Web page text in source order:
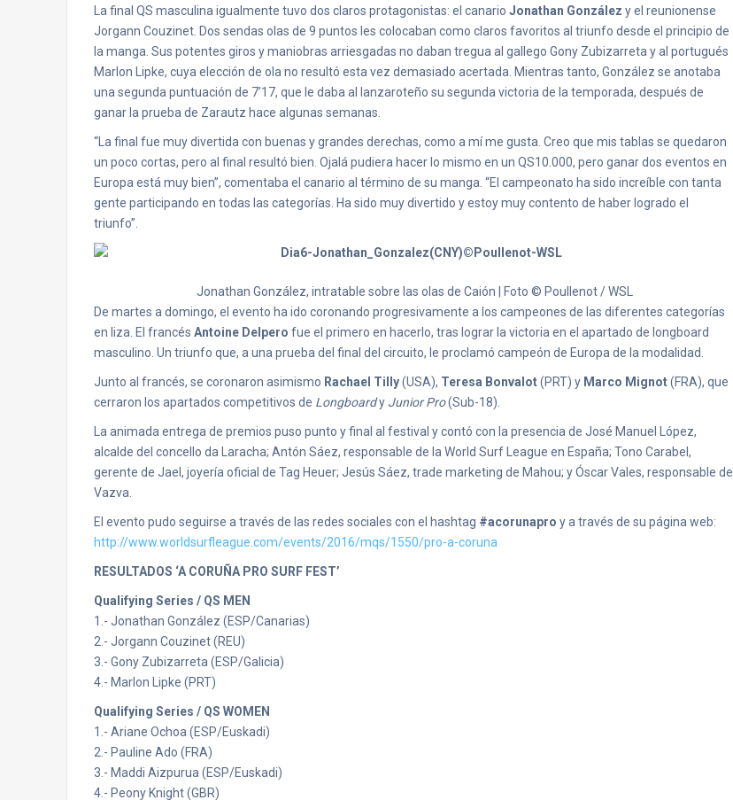
La final QS masculina igualmente tuvo dos claros protagonistas: el canario Jonathan González y el reunionense
Jorgann Couzinet. Dos sendas olas de 9 puntos les colocaban como claros favoritos al triunfo desde el principio de
la manga. Sus potentes giros y maniobras arriesgadas no daban tregua al gallego Gony Zubizarreta y al portugués
Marlon Lipke, cuya elección de ola no resultó esta vez demasiado acertada. Mientras tanto, González se anotaba
una segunda puntuación de 7’17, que le daba al lanzaroteño su segunda victoria de la temporada, después de
ganar la prueba de Zarautz hace algunas semanas.
“La final fue muy divertida con buenas y grandes derechas, como a mí me gusta. Creo que mis tablas se quedaron
un poco cortas, pero al final resultó bien. Ojalá pudiera hacer lo mismo en un QS10.000, pero ganar dos eventos en
Europa está muy bien”, comentaba el canario al término de su manga. “El campeonato ha sido increíble con tanta
gente participando en todas las categorías. Ha sido muy divertido y estoy muy contento de haber logrado el
triunfo”.
Jonathan González, intratable sobre las olas de Caión | Foto © Poullenot / WSL
De martes a domingo, el evento ha ido coronando progresivamente a los campeones de las diferentes categorías
en liza. El francés Antoine Delpero fue el primero en hacerlo, tras lograr la victoria en el apartado de longboard
masculino. Un triunfo que, a una prueba del final del circuito, le proclamó campeón de Europa de la modalidad.
Junto al francés, se coronaron asimismo Rachael Tilly(USA), Teresa Bonvalot(PRT) y Marco Mignot(FRA), que
cerraron los apartados competitivos de Longboardy Junior Pro(Sub-18).
La animada entrega de premios puso punto y final al festival y contó con la presencia de José Manuel López,
alcalde del concello da Laracha; Antón Sáez, responsable de la World Surf League en España; Tono Carabel,
gerente de Jael, joyería oficial de Tag Heuer; Jesús Sáez, trade marketing de Mahou; y Óscar Vales, responsable de
Vazva.
El evento pudo seguirse a través de las redes sociales con el hashtag #acorunapro y a través de su página web:
http://www.worldsurfleague. com/events/2016/mqs/1550/pro-a-coruna
RESULTADOS ‘A CORUÑA PRO SURF FEST’
Qualifying Series / QS MEN
1.- Jonathan González (ESP/Canarias)
2.- Jorgann Couzinet (REU)
3.- Gony Zubizarreta (ESP/Galicia)
4.- Marlon Lipke (PRT)
Qualifying Series / QS WOMEN
1.- Ariane Ochoa (ESP/Euskadi)
2.- Pauline Ado (FRA)
3.- Maddi Aizpurua (ESP/Euskadi)
4.- Peony Knight (GBR)